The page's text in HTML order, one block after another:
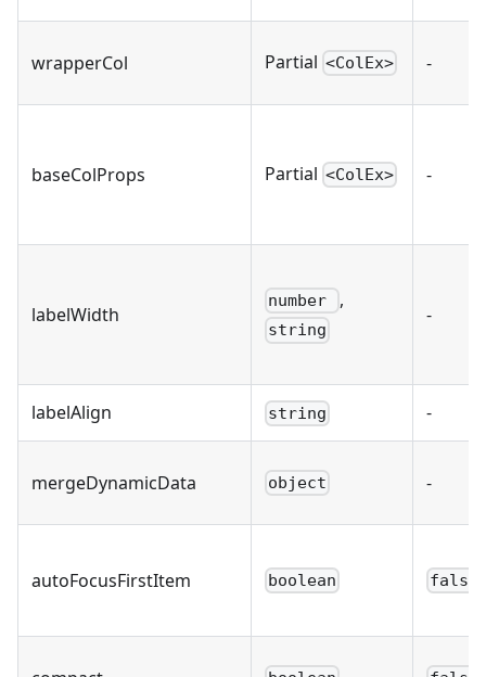
wrapperCol Partial <ColEx> -
baseColProps Partial <ColEx> -
labelWidth
number ,
string
-
labelAlign string -
mergeDynamicData object -
autoFocusFirstItem boolean false